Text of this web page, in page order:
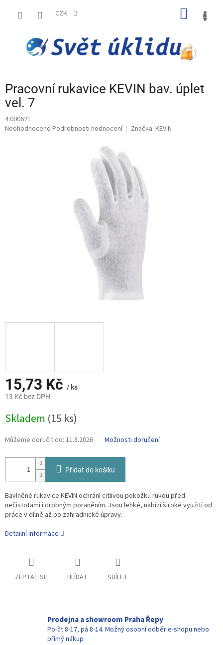
CZK
Pracovní rukavice KEVIN bav. úplet
vel. 7
4.000621
Průměrné
Neohodnoceno Podrobnosti hodnocení Značka: KEVIN
15,73 Kč / ks
13 Kč bez DPH
cena:
Skladem (15 ks)
Můžeme doručit do: 11.8.2026 Možnosti doručení
Přidat do košíku
Bavlněné rukavice KEVIN ochrání citlivou pokožku rukou před
nečistotami i drobným poraněním. Jsou lehké, nabízí široké využití od
práce v dílně až po zahradnické úpravy.
Detailní informace
ZEPTAT SE HLÍDAT SDÍLET
Prodejna a showroom Praha Řepy
Po-čt 8-17, pá 8-14. Možný osobní odběr e-shopu nebo
přímý nákup